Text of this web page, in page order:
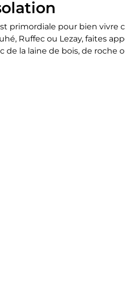
primordiale pour bien vivre
Ruffec ou Lezay, faites
de la laine de bois, de roche